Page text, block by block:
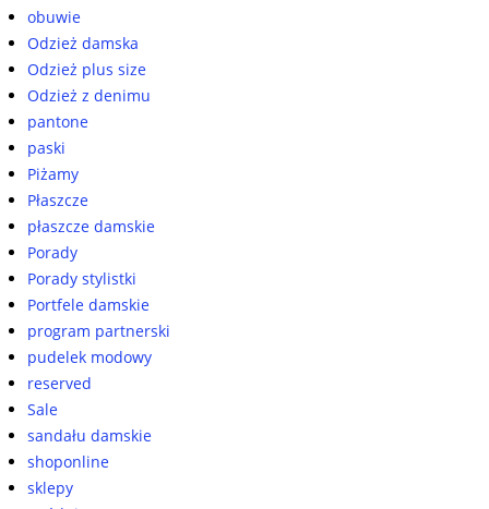
obuwie
Odzież damska
Odzież plus size
Odzież z denimu
pantone
paski
Piżamy
Płaszcze
płaszcze damskie
Porady
Porady stylistki
Portfele damskie
program partnerski
pudelek modowy
reserved
Sale
sandału damskie
shoponline
sklepy